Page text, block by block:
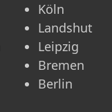
Köln
Landshut
Leipzig
Bremen
Berlin